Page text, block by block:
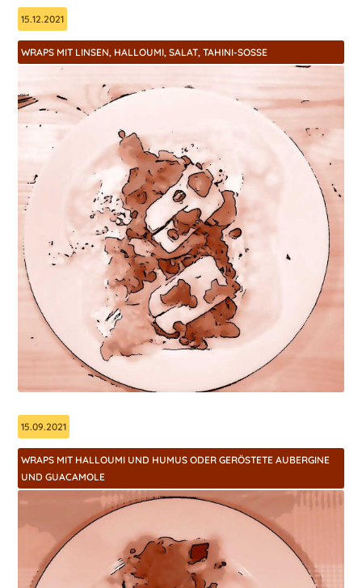
15.12.2021
WRAPS MIT LINSEN, HALLOUMI, SALAT, TAHINI-SOSSE
15.09.2021
WRAPS MIT HALLOUMI UND HUMUS ODER GERÖSTETE AUBERGINE
UND GUACAMOLE